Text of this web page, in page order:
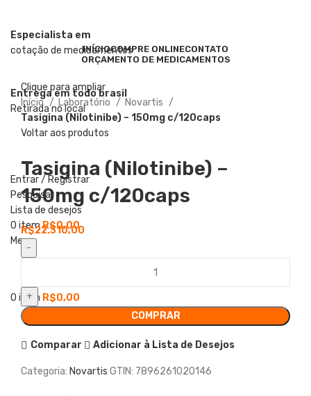
Especialista em
cotação de medicamentos
Entrega em todo brasil
Retirada no local
Entrar / Registrar
Pesquisar
Lista de desejos
0 itemR$0,00
Menu
0 item R$0,00
INÍCIOCOMPRE ONLINECONTATO
ORÇAMENTO DE MEDICAMENTOS
Clique para ampliar
Início
Laboratório
Novartis
Tasigina (Nilotinibe) – 150mg c/120caps
Voltar aos produtos
Tasigina (Nilotinibe) –
150mg c/120caps
R$22.310,00
COMPRAR
Comparar Adicionar à Lista de Desejos
Categoria: Novartis GTIN: 7896261020146